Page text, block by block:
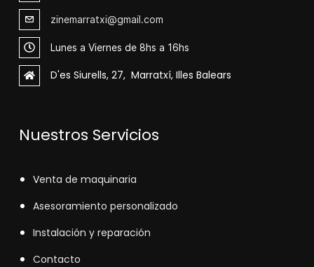
zinemarratxi@gmail.com
Lunes a Viernes de 8hs a 16hs
D'es Siurells, 27, Marratxí, Illes Balears
Nuestros Servicios
Venta de maquinaria
Asesoramiento personalizado
Instalación y reparación
Contacto